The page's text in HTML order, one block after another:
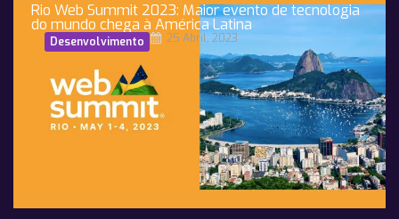
Rio Web Summit 2023: Maior evento de tecnologia
do mundo chega à América Latina
Desenvolvimento 25 Abril, 2023